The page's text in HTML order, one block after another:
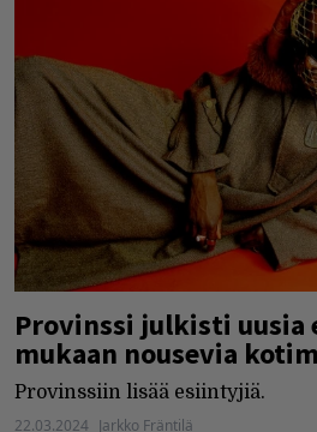
Provinssi julkisti uusia
mukaan nousevia
Provinssiin lisää esiintyjiä.
22.03.2024 Jarkko Fräntilä